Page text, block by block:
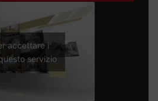
accettare i
servizio